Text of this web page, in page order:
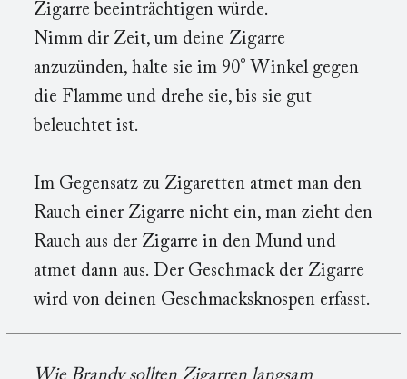
Zigarre beeinträchtigen würde.
Nimm dir Zeit, um deine Zigarre
anzuzünden, halte sie im 90° Winkel gegen
die Flamme und drehe sie, bis sie gut
beleuchtet ist.
Im Gegensatz zu Zigaretten atmet man den
Rauch einer Zigarre nicht ein, man zieht den
Rauch aus der Zigarre in den Mund und
atmet dann aus. Der Geschmack der Zigarre
wird von deinen Geschmacksknospen erfasst.